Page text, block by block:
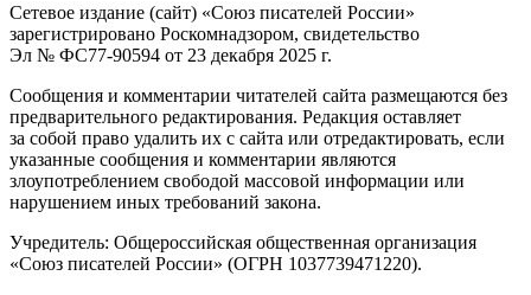
Сетевое издание (сайт) «Союз писателей России»
зарегистрировано Роскомнадзором, свидетельство
Эл № ФС77-90594 от 23 декабря 2025 г.
Сообщения и комментарии читателей сайта размещаются без
предварительного редактирования. Редакция оставляет
за собой право удалить их с сайта или отредактировать, если
указанные сообщения и комментарии являются
злоупотреблением свободой массовой информации или
нарушением иных требований закона.
Учредитель: Общероссийская общественная организация
«Союз писателей России» (ОГРН 1037739471220).